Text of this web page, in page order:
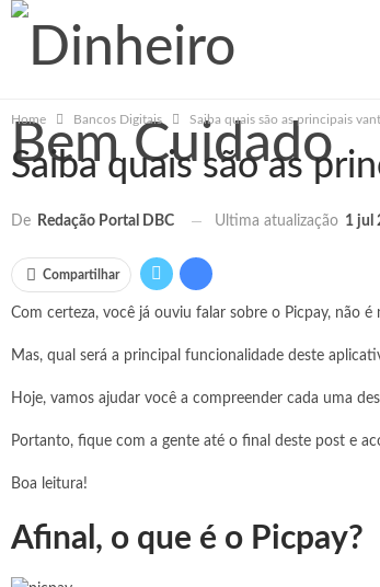
Home Bancos Digitais Saiba quais são as principais
Saiba quais são as
De Redação Portal DBC Ultima atualização 1 jul
Compartilhar
Com certeza, você já ouviu falar sobre o Picpay, não é
Mas, qual será a principal funcionalidade deste
Hoje, vamos ajudar você a compreender cada uma
Portanto, fique com a gente até o final deste post e
Boa leitura!
Afinal, o que é o Picpay?